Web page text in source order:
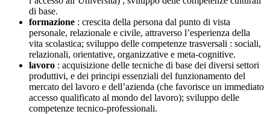
di base.
formazione : crescita della persona dal punto di vista
personale, relazionale e civile, attraverso l’esperienza della
vita scolastica; sviluppo delle competenze trasversali : sociali,
relazionali, orientative, organizzative e meta-cognitive.
lavoro : acquisizione delle tecniche di base dei diversi settori
produttivi, e dei principi essenziali del funzionamento del
mercato del lavoro e dell’azienda (che favorisce un immediato
accesso qualificato al mondo del lavoro); sviluppo delle
competenze tecnico-professionali.